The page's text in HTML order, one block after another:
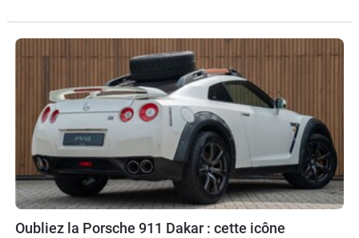
Oubliez la Porsche 911 Dakar : cette icône